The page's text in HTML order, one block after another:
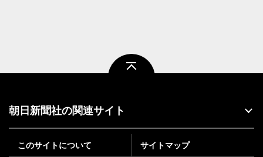
朝日新聞社の関連サイト
このサイトについて サイトマップ